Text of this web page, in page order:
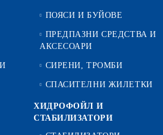
ПОЯСИ И БУЙОВЕ
ПРЕДПАЗНИ СРЕДСТВА И
АКСЕСОАРИ
СИРЕНИ, ТРОМБИ
СПАСИТЕЛНИ ЖИЛЕТКИ
ХИДРОФОЙЛ И
СТАБИЛИЗАТОРИ